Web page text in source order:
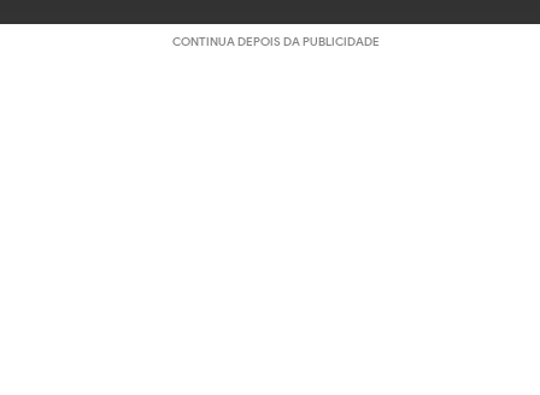
CONTINUA DEPOIS DA PUBLICIDADE